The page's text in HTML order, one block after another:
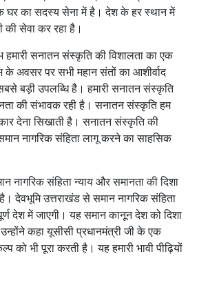
घर का सदस्य सेना में है। देश के हर स्थान में
की सेवा कर रहा है।
हमारी सनातन संस्कृति की विशालता का एक
अवसर पर सभी महान संतों का आशीर्वाद
बड़ी उपलब्धि है। हमारी सनातन संस्कृति
की संभावक रही है। सनातन संस्कृति हम
देना सिखाती है। सनातन संस्कृति की
नागरिक संहिता लागू करने का साहसिक
नागरिक संहिता न्याय और समानता की दिशा
देवभूमि उत्तराखंड से समान नागरिक संहिता
देश में जाएगी। यह समान कानून देश को दिशा
कहा यूसीसी प्रधानमंत्री जी के एक
को भी पूरा करती है। यह हमारी भावी पीढ़ियों